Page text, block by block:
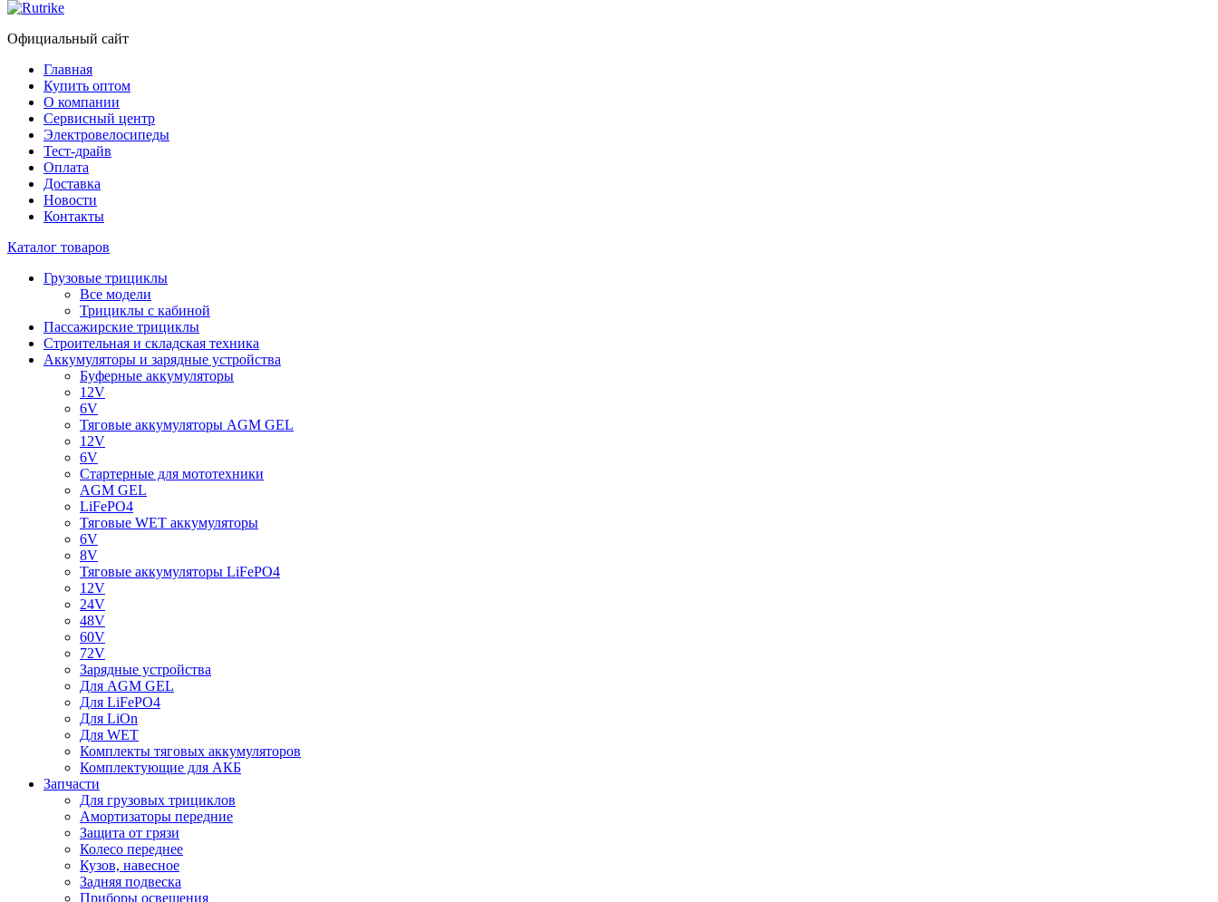
Официальный сайт
Главная
Купить оптом
О компании
Сервисный центр
Электровелосипеды
Тест-драйв
Оплата
Доставка
Новости
Контакты
Каталог товаров
Грузовые трициклы
Все модели
Трициклы с кабиной
Пассажирские трициклы
Строительная и складская техника
Аккумуляторы и зарядные устройства
Буферные аккумуляторы
12V
6V
Тяговые аккумуляторы AGM GEL
12V
6V
Стартерные для мототехники
AGM GEL
LiFePO4
Тяговые WET аккумуляторы
6V
8V
Тяговые аккумуляторы LiFePO4
12V
24V
48V
60V
72V
Зарядные устройства
Для AGM GEL
Для LiFePO4
Для LiOn
Для WET
Комплекты тяговых аккумуляторов
Комплектующие для АКБ
Запчасти
Для грузовых трициклов
Амортизаторы передние
Защита от грязи
Колесо переднее
Кузов, навесное
Задняя подвеска
Приборы освещения